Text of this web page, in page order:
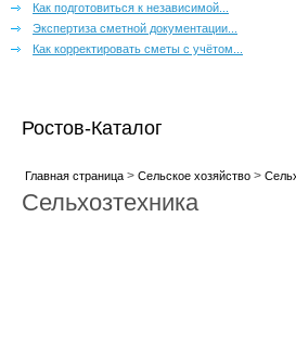
Как подготовиться к независимой...
Экспертиза сметной документации...
Как корректировать сметы с учётом...
Ростов-Каталог
Главная страница> Сельское хозяйство>
Сельхозтехника